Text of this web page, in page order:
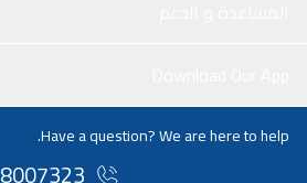
Have a question? We are here to help.
8007323